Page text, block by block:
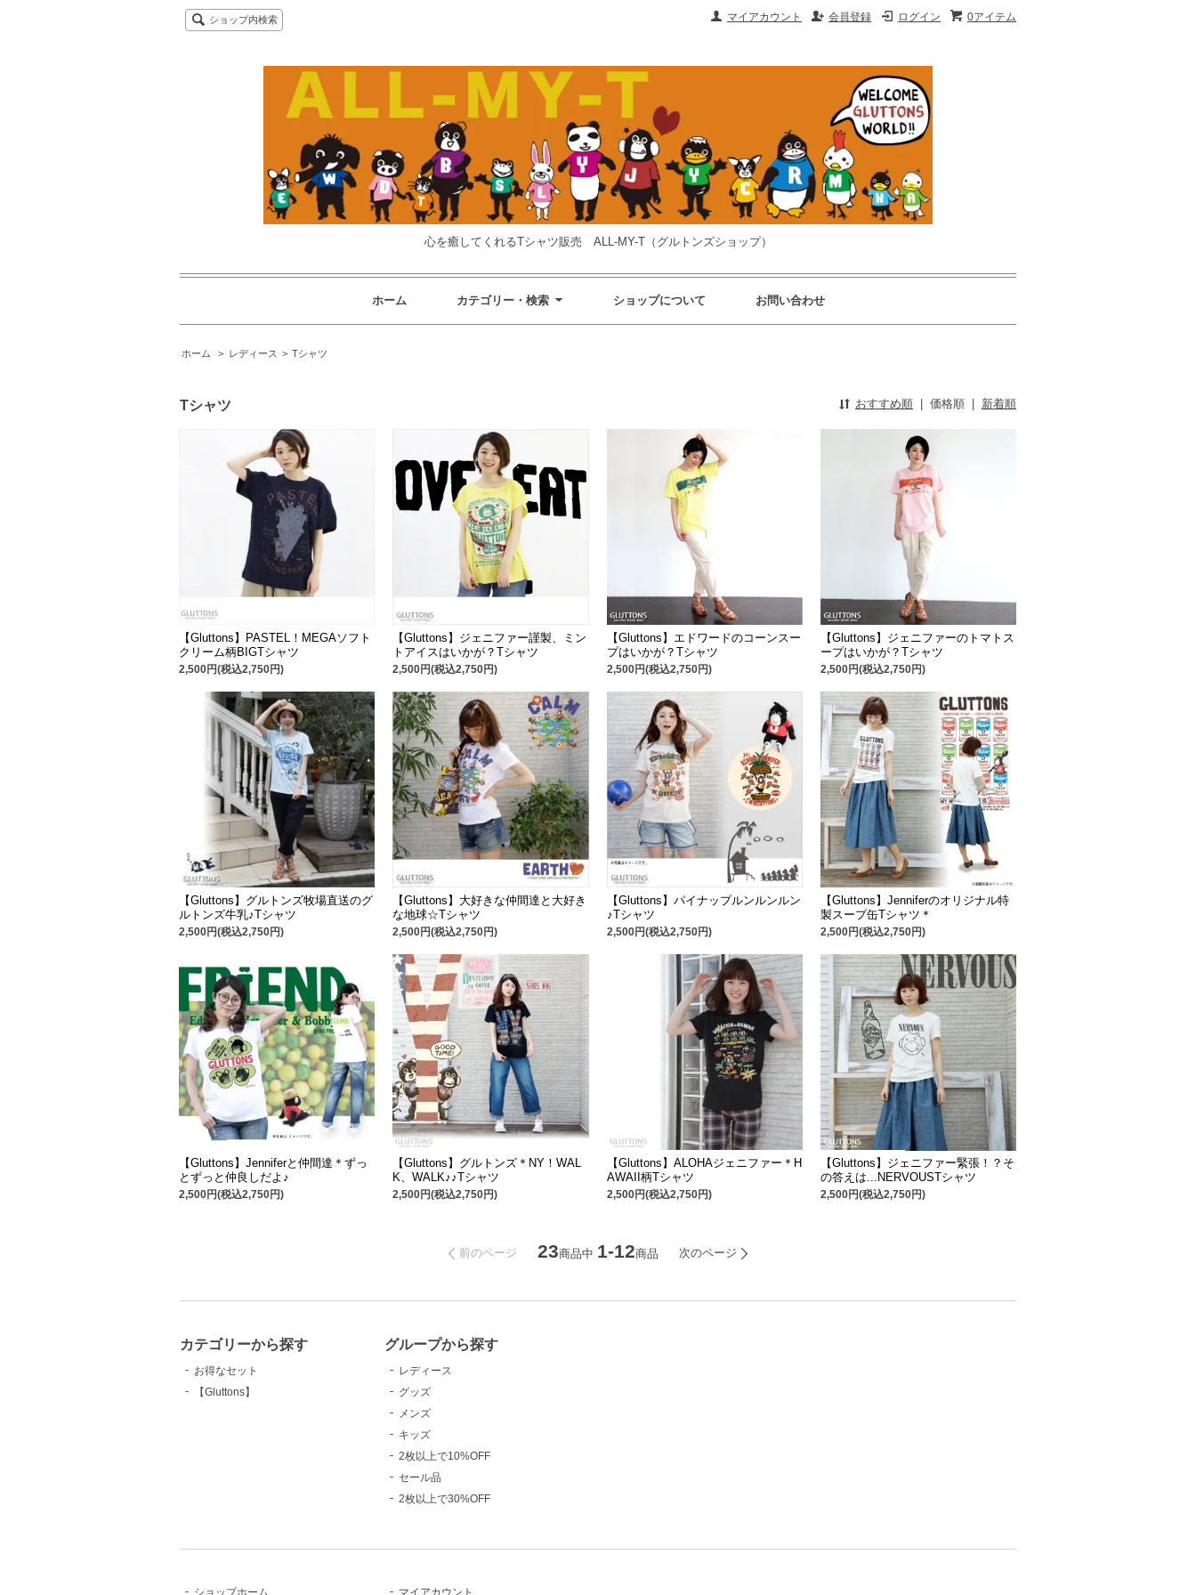
0アイテム
ログイン
会員登録
マイアカウント
ショップ内検索
心を癒してくれるTシャツ販売 ALL-MY-T（グルトンズショップ）
ホーム カテゴリー・検索 ショップについて お問い合わせ
ホーム > レディース > Tシャツ
Tシャツ おすすめ順 価格順 新着順
【Gluttons】PASTEL！MEGAソフト
クリーム柄BIGTシャツ
2,500円(税込2,750円)
【Gluttons】ジェニファー謹製、ミン
トアイスはいかが？Tシャツ
2,500円(税込2,750円)
【Gluttons】エドワードのコーンスー
プはいかが？Tシャツ
2,500円(税込2,750円)
【Gluttons】ジェニファーのトマトス
ープはいかが？Tシャツ
2,500円(税込2,750円)
【Gluttons】グルトンズ牧場直送のグ
ルトンズ牛乳♪Tシャツ
2,500円(税込2,750円)
【Gluttons】大好きな仲間達と大好き
な地球☆Tシャツ
2,500円(税込2,750円)
【Gluttons】パイナップルンルンルン
♪Tシャツ
2,500円(税込2,750円)
【Gluttons】Jenniferのオリジナル特
製スープ缶Tシャツ＊
2,500円(税込2,750円)
【Gluttons】Jenniferと仲間達＊ずっ
とずっと仲良しだよ♪
2,500円(税込2,750円)
【Gluttons】グルトンズ＊NY！WAL
K、WALK♪♪Tシャツ
2,500円(税込2,750円)
【Gluttons】ALOHAジェニファー＊H
AWAII柄Tシャツ
2,500円(税込2,750円)
【Gluttons】ジェニファー緊張！？そ
の答えは...NERVOUSTシャツ
2,500円(税込2,750円)
前のページ 23商品中 1-12商品 次のページ
カテゴリーから探す
お得なセット
【Gluttons】
グループから探す
レディース
グッズ
メンズ
キッズ
2枚以上で10%OFF
セール品
2枚以上で30%OFF
ショップホーム マイアカウント